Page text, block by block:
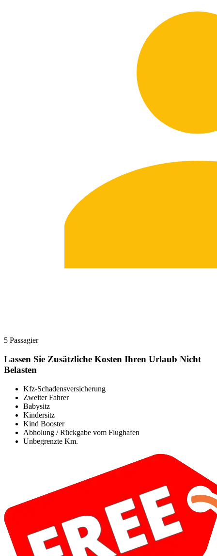
5 Passagier
Lassen Sie Zusätzliche Kosten Ihren Urlaub Nicht
Belasten
Kfz-Schadensversicherung
Zweiter Fahrer
Babysitz
Kindersitz
Kind Booster
Abholung / Rückgabe vom Flughafen
Unbegrenzte Km.